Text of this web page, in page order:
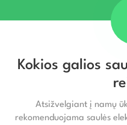
Kokios galios
Atsižvelgiant į namų
rekomenduojama saulės